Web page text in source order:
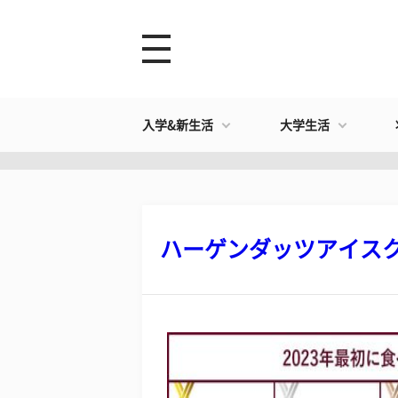
入学&新生活 大学生活
ハーゲンダッツアイス